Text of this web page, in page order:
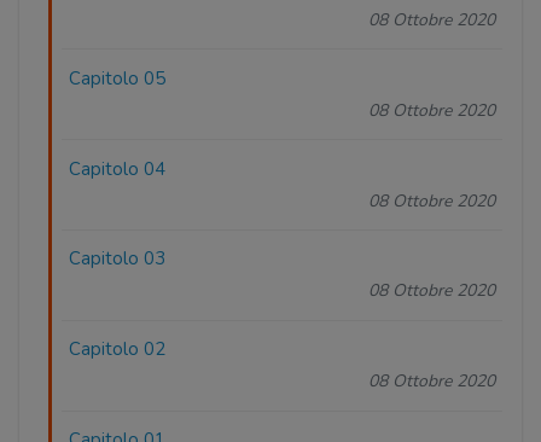
08 Ottobre 2020
Capitolo 05
08 Ottobre 2020
Capitolo 04
08 Ottobre 2020
Capitolo 03
08 Ottobre 2020
Capitolo 02
08 Ottobre 2020